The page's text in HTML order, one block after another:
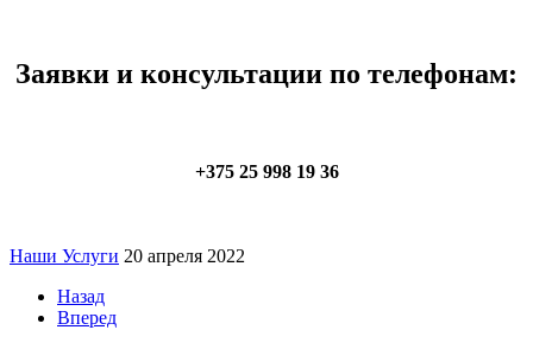
Заявки и консультации по телефонам:
+375 25 998 19 36
Наши Услуги 20 апреля 2022
Назад
Вперед